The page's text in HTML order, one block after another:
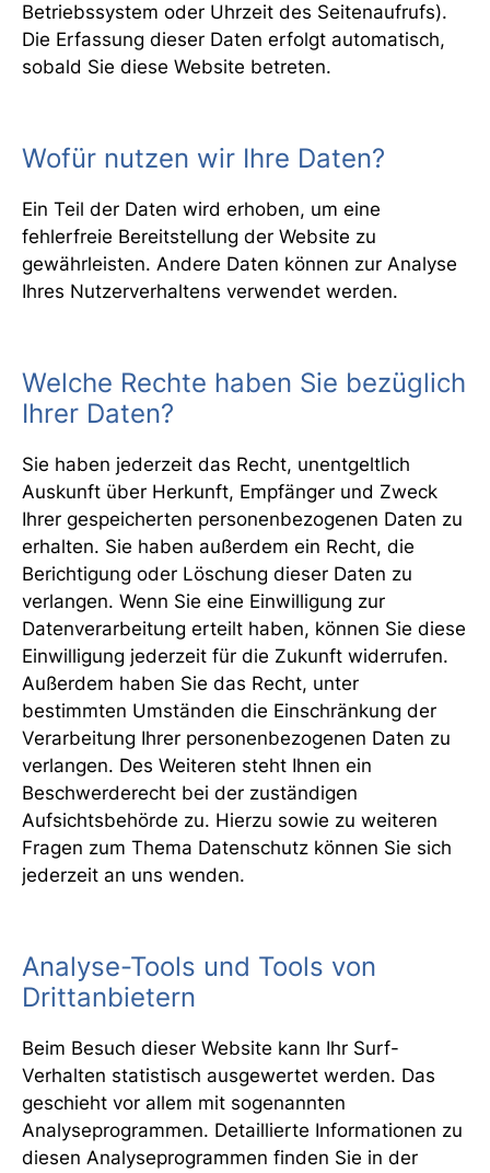
Betriebssystem oder Uhrzeit des Seitenaufrufs).
Die Erfassung dieser Daten erfolgt automatisch,
sobald Sie diese Website betreten.
Wofür nutzen wir Ihre Daten?
Ein Teil der Daten wird erhoben, um eine
fehlerfreie Bereitstellung der Website zu
gewährleisten. Andere Daten können zur Analyse
Ihres Nutzerverhaltens verwendet werden.
Welche Rechte haben Sie bezüglich
Ihrer Daten?
Sie haben jederzeit das Recht, unentgeltlich
Auskunft über Herkunft, Empfänger und Zweck
Ihrer gespeicherten personenbezogenen Daten zu
erhalten. Sie haben außerdem ein Recht, die
Berichtigung oder Löschung dieser Daten zu
verlangen. Wenn Sie eine Einwilligung zur
Datenverarbeitung erteilt haben, können Sie diese
Einwilligung jederzeit für die Zukunft widerrufen.
Außerdem haben Sie das Recht, unter
bestimmten Umständen die Einschränkung der
Verarbeitung Ihrer personenbezogenen Daten zu
verlangen. Des Weiteren steht Ihnen ein
Beschwerderecht bei der zuständigen
Aufsichtsbehörde zu. Hierzu sowie zu weiteren
Fragen zum Thema Datenschutz können Sie sich
jederzeit an uns wenden.
Analyse-Tools und Tools von
Drittanbietern
Beim Besuch dieser Website kann Ihr Surf-
Verhalten statistisch ausgewertet werden. Das
geschieht vor allem mit sogenannten
Analyseprogrammen. Detaillierte Informationen zu
diesen Analyseprogrammen finden Sie in der